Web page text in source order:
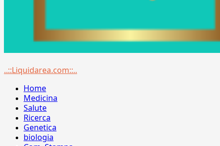
Menu
..::Liquidarea.com::..
Home
Medicina
Salute
Ricerca
Genetica
biologia